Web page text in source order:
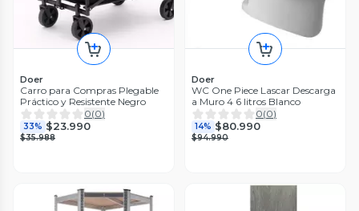
Doer
Carro para Compras Plegable
Práctico y Resistente Negro
0(0)
33% $23.990
$35.988
Doer
WC One Piece Lascar Descarga
a Muro 4 6 litros Blanco
0(0)
14% $80.990
$94.990